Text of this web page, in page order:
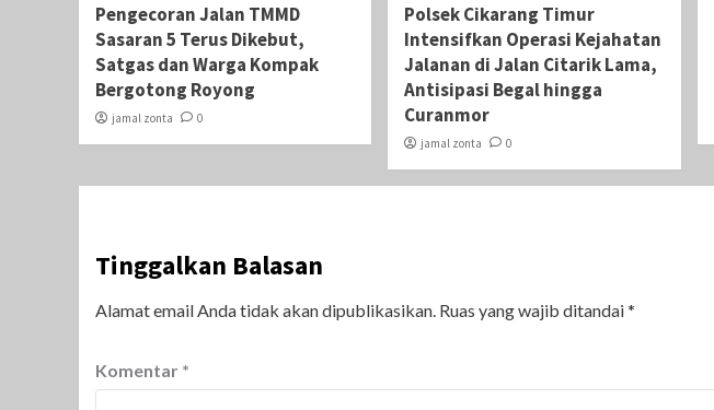
Pengecoran Jalan TMMD
Sasaran 5 Terus Dikebut,
Satgas dan Warga Kompak
Bergotong Royong
jamal zonta 0
Polsek Cikarang Timur
Intensifkan Operasi Kejahatan
Jalanan di Jalan Citarik Lama,
Antisipasi Begal hingga
Curanmor
jamal zonta 0
Tinggalkan Balasan
Alamat email Anda tidak akan dipublikasikan. Ruas yang wajib ditandai*
Komentar *